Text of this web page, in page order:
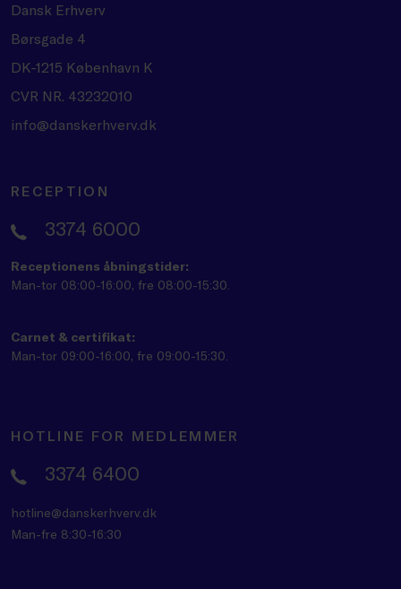
Dansk Erhverv
Børsgade 4
DK-1215 København K
CVR NR. 43232010
info@danskerhverv.dk
RECEPTION
3374 6000
Receptionens åbningstider:
Man-tor 08:00-16:00, fre 08:00-15:30.
Carnet & certifikat:
Man-tor 09:00-16:00, fre 09:00-15:30.
HOTLINE FOR MEDLEMMER
3374 6400
hotline@danskerhverv.dk
Man-fre 8:30-16:30